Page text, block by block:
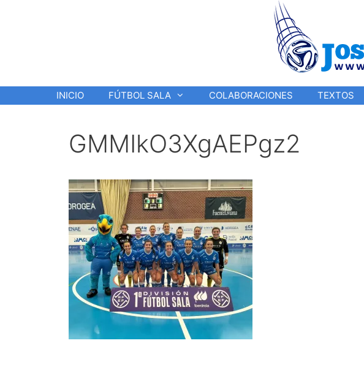
INICIO FÚTBOL SALA COLABORACIONES TEXTOS
GMMIkO3XgAEPgz2